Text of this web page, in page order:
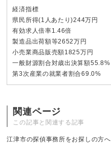
経済指標
県民所得(1人あたり)244万円
有効求人倍率1.46倍
製造品出荷額等2652万円
小売業商品販売額1825万円
一般財源割合対歳出決算額55.8%
第3次産業の就業者割合69.0%
関連ページ
この記事と関連する記事
江津市の探偵事務所をお探しの方へ